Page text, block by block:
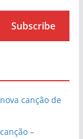
Subscribe
canção de
–